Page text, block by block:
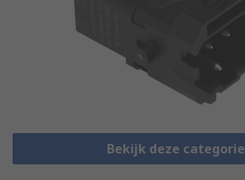
Bekijk deze categorie